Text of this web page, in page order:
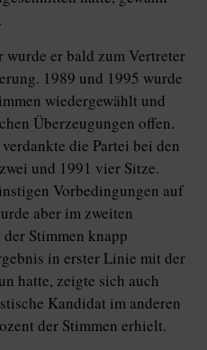
er bald zum Vertreter
1989 und 1995 wurde
wiedergewählt und
Überzeugungen offen.
die Partei bei den
und 1991 vier Sitze.
Vorbedingungen auf
aber im zweiten
Stimmen knapp
in erster Linie mit der
hatte, zeigte sich auch
Kandidat im anderen
der Stimmen erhielt.